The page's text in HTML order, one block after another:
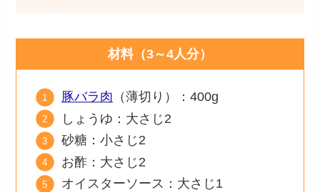
材料（3～4人分）
豚バラ肉 （薄切り）：400g
しょうゆ：大さじ2
砂糖：小さじ2
お酢：大さじ2
オイスターソース：大さじ1